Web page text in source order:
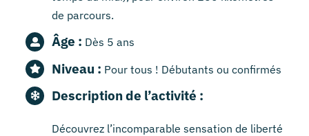
de parcours.
Âge : Dès 5 ans
Niveau : Pour tous ! Débutants ou confirmés
Description de l’activité :
Découvrez l’incomparable sensation de liberté